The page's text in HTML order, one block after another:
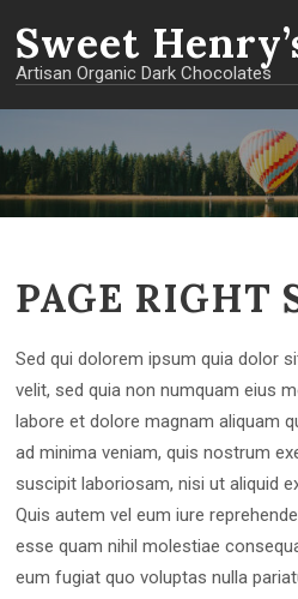
Sweet
Artisan Organic Dark Chocolates
PAGE RIGHT
Sed qui dolorem ipsum quia dolor
velit, sed quia non numquam eius
labore et dolore magnam aliquam
ad minima veniam, quis nostrum
suscipit laboriosam, nisi ut aliquid
Quis autem vel eum iure
esse quam nihil molestiae
eum fugiat quo voluptas nulla